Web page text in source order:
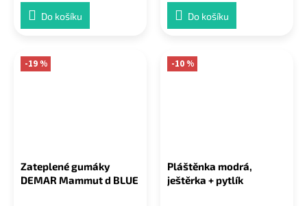
Do košíku
Do košíku
-19 %
Zateplené gumáky
DEMAR Mammut d BLUE
-10 %
Pláštěnka modrá,
ještěrka + pytlík